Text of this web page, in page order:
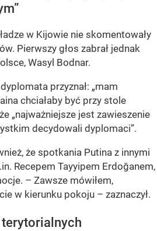
w Kijowie nie skomentowały
Pierwszy głos zabrał jednak
Wasyl Bodnar.
przyznał: „mam
chciałaby być przy stole
„najważniejsze jest zawieszenie
decydowali dyplomaci”.
że spotkania Putina z innymi
Recepem Tayyipem Erdoğanem,
– Zawsze mówiłem,
w kierunku pokoju – zaznaczył.